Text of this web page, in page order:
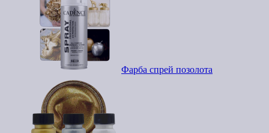
Фарба спрей позолота